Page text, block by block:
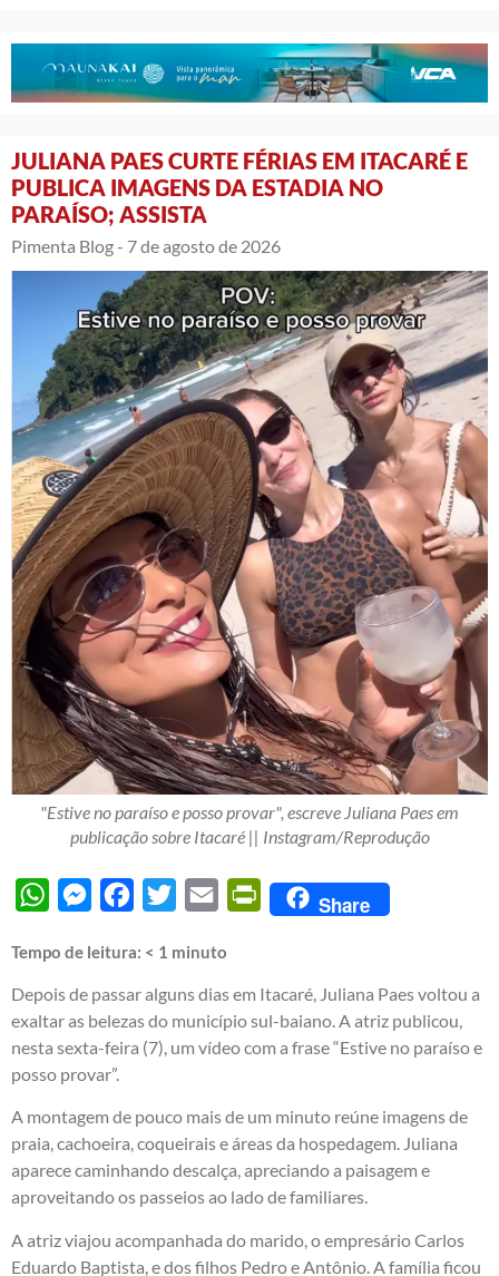
JULIANA PAES CURTE FÉRIAS EM ITACARÉ E
PUBLICA IMAGENS DA ESTADIA NO
PARAÍSO; ASSISTA
Pimenta Blog - 7 de agosto de 2026
"Estive no paraíso e posso provar", escreve Juliana Paes em
publicação sobre Itacaré || Instagram/Reprodução
WhatsAppMessengerFacebook
Twitter Email PrintFriendly
Share
Tempo de leitura: < 1 minuto
Depois de passar alguns dias em Itacaré, Juliana Paes voltou a
exaltar as belezas do município sul-baiano. A atriz publicou,
nesta sexta-feira (7), um vídeo com a frase “Estive no paraíso e
posso provar”.
A montagem de pouco mais de um minuto reúne imagens de
praia, cachoeira, coqueirais e áreas da hospedagem. Juliana
aparece caminhando descalça, apreciando a paisagem e
aproveitando os passeios ao lado de familiares.
A atriz viajou acompanhada do marido, o empresário Carlos
Eduardo Baptista, e dos filhos Pedro e Antônio. A família ficou